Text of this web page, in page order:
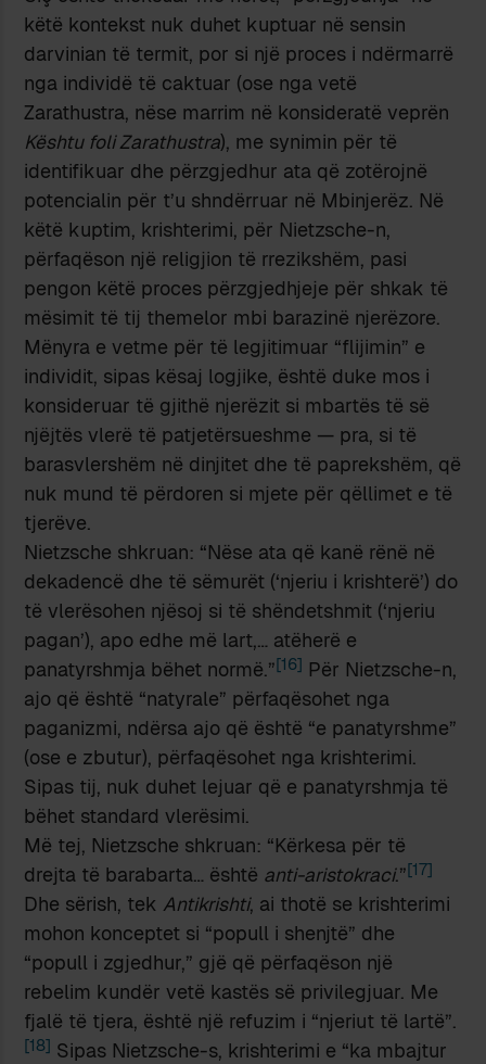
këtë kontekst nuk duhet kuptuar në sensin
darvinian të termit, por si një proces i ndërmarrë
nga individë të caktuar (ose nga vetë
Zarathustra, nëse marrim në konsideratë veprën
Kështu foli Zarathustra), me synimin për të
identifikuar dhe përzgjedhur ata që zotërojnë
potencialin për t’u shndërruar në Mbinjerëz. Në
këtë kuptim, krishterimi, për Nietzsche-n,
përfaqëson një religjion të rrezikshëm, pasi
pengon këtë proces përzgjedhjeje për shkak të
mësimit të tij themelor mbi barazinë njerëzore.
Mënyra e vetme për të legjitimuar “flijimin” e
individit, sipas kësaj logjike, është duke mos i
konsideruar të gjithë njerëzit si mbartës të së
njëjtës vlerë të patjetërsueshme — pra, si të
barasvlershëm në dinjitet dhe të paprekshëm, që
nuk mund të përdoren si mjete për qëllimet e të
tjerëve.
Nietzsche shkruan: “Nëse ata që kanë rënë në
dekadencë dhe të sëmurët (‘njeriu i krishterë’) do
të vlerësohen njësoj si të shëndetshmit (‘njeriu
pagan’), apo edhe më lart,… atëherë e
panatyrshmja bëhet normë.”[16] Për Nietzsche-n,
ajo që është “natyrale” përfaqësohet nga
paganizmi, ndërsa ajo që është “e panatyrshme”
(ose e zbutur), përfaqësohet nga krishterimi.
Sipas tij, nuk duhet lejuar që e panatyrshmja të
bëhet standard vlerësimi.
Më tej, Nietzsche shkruan: “Kërkesa për të
drejta të barabarta… është anti-aristokraci.”[17]
Dhe sërish, tek Antikrishti, ai thotë se krishterimi
mohon konceptet si “popull i shenjtë” dhe
“popull i zgjedhur,” gjë që përfaqëson një
rebelim kundër vetë kastës së privilegjuar. Me
fjalë të tjera, është një refuzim i “njeriut të lartë”.
[18] Sipas Nietzsche-s, krishterimi e “ka mbajtur